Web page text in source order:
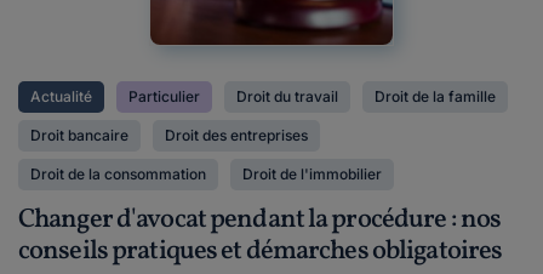
Actualité Particulier Droit du travail Droit de la famille
Droit bancaire Droit des entreprises
Droit de la consommation Droit de l'immobilier
Changer d'avocat pendant la procédure : nos
conseils pratiques et démarches obligatoires